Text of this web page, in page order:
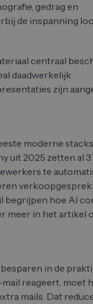
gedrag en
de inspanning
centraal
daadwerkelijk
zijn
moderne
uit 2025 zetten al
te
begrijpen hoe AI
meer in het artikel
in de
reageert, moet
mails. Dat